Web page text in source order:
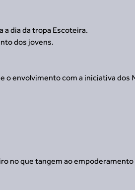
a dia da tropa Escoteira.
dos jovens.
o envolvimento com a iniciativa dos
no que tangem ao empoderamento